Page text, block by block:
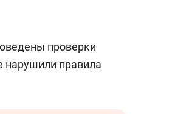
проверки
нарушили правила